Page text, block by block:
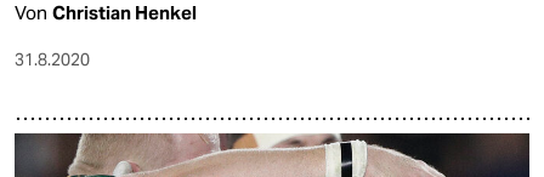
Von Christian Henkel
31.8.2020